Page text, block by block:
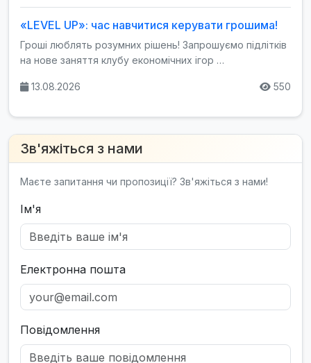
«LEVEL UP»: час навчитися керувати грошима!
Гроші люблять розумних рішень! Запрошуємо підлітків
на нове заняття клубу економічних ігор …
13.08.2026 550
Зв'яжіться з нами
Маєте запитання чи пропозиції? Зв'яжіться з нами!
Ім'я
Електронна пошта
Повідомлення